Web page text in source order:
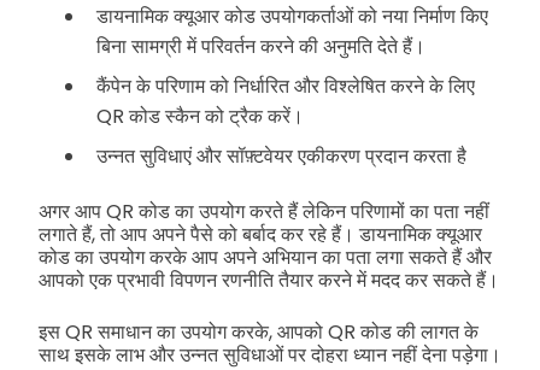
डायनामिक क्यूआर कोड उपयोगकर्ताओं को नया निर्माण किए
बिना सामग्री में परिवर्तन करने की अनुमति देते हैं।
कैंपेन के परिणाम को निर्धारित और विश्लेषित करने के लिए
QR कोड स्कैन को ट्रैक करें।
उन्नत सुविधाएं और सॉफ़्टवेयर एकीकरण प्रदान करता है
अगर आप QR कोड का उपयोग करते हैं लेकिन परिणामों का पता नहीं
लगाते हैं, तो आप अपने पैसे को बर्बाद कर रहे हैं।डायनामिक क्यूआर
कोड का उपयोग करके आप अपने अभियान का पता लगा सकते हैं और
आपको एक प्रभावी विपणन रणनीति तैयार करने में मदद कर सकते हैं।
इस QR समाधान का उपयोग करके, आपको QR कोड की लागत के
साथ इसके लाभ और उन्नत सुविधाओं पर दोहरा ध्यान नहीं देना पड़ेगा।